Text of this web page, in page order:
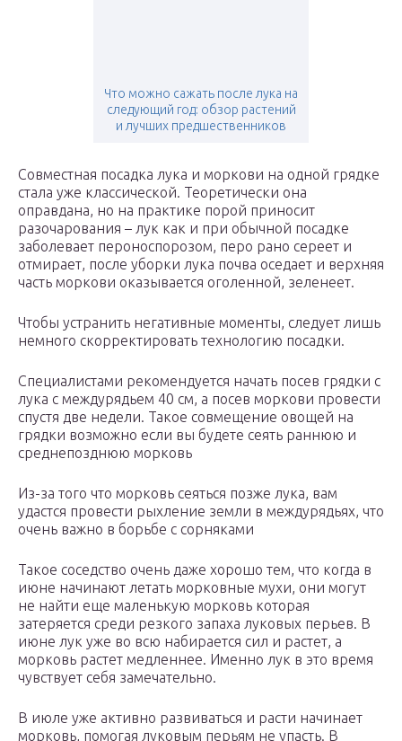
Что можно сажать после лука на
следующий год: обзор растений
и лучших предшественников
Совместная посадка лука и моркови на одной грядке
стала уже классической. Теоретически она
оправдана, но на практике порой приносит
разочарования – лук как и при обычной посадке
заболевает пероноспорозом, перо рано сереет и
отмирает, после уборки лука почва оседает и верхняя
часть моркови оказывается оголенной, зеленеет.
Чтобы устранить негативные моменты, следует лишь
немного скорректировать технологию посадки.
Специалистами рекомендуется начать посев грядки с
лука с междурядьем 40 см, а посев моркови провести
спустя две недели. Такое совмещение овощей на
грядки возможно если вы будете сеять раннюю и
среднепозднюю морковь
Из-за того что морковь сеяться позже лука, вам
удастся провести рыхление земли в междурядьях, что
очень важно в борьбе с сорняками
Такое соседство очень даже хорошо тем, что когда в
июне начинают летать морковные мухи, они могут
не найти еще маленькую морковь которая
затеряется среди резкого запаха луковых перьев. В
июне лук уже во всю набирается сил и растет, а
морковь растет медленнее. Именно лук в это время
чувствует себя замечательно.
В июле уже активно развиваться и расти начинает
морковь, помогая луковым перьям не упасть. В